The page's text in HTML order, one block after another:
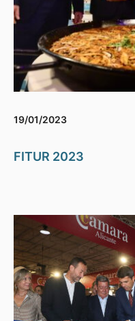
19/01/2023
FITUR 2023